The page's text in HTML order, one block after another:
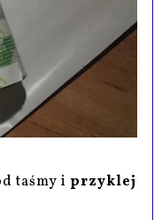
taśmy iprzyklej